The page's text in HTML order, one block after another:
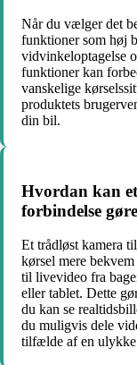
Når du vælger det
funktioner som høj
vidvinkeloptagelse
funktioner kan
vanskelige
produktets
din bil.
Hvordan kan
forbindelse
Et trådløst kamera
kørsel mere
til livevideo fra
eller tablet. Dette
du kan se
du muligvis dele
tilfælde af en